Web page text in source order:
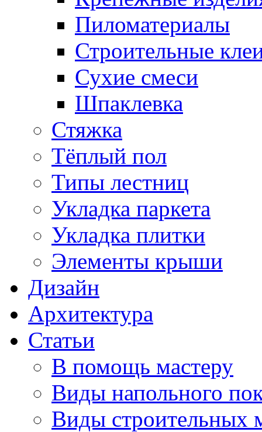
Пиломатериалы
Строительные
Сухие смеси
Шпаклевка
Стяжка
Тёплый пол
Типы лестниц
Укладка паркета
Укладка плитки
Элементы крыши
Дизайн
Архитектура
Статьи
В помощь мастеру
Виды напольного
Виды строительных